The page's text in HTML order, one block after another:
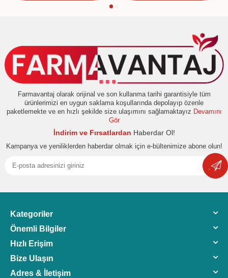
Farmavantaj olarak orijinal ve son kullanma tarihi garantisiyle tüm
ürünlerimizi en uygun saklama koşullarında depolayıp özenle
paketlemekte ve en hızlı şekilde size ulaşımını sağlamaktayız Devamını
Gör
İndirim ve Fırsatlardan Haberdar Ol!
Kampanya ve yeniliklerden haberdar olmak için e-bültenimize abone olun!
Kategoriler
Önemli Bilgiler
Hızlı Erişim
Bize Ulaşın
Adres & İletişim